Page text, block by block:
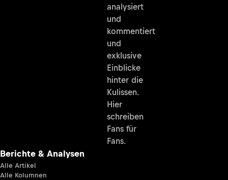
analysiert
und
kommentiert
und
exklusive
Einblicke
hinter die
Kulissen.
Hier
schreiben
Fans für
Fans.
Berichte & Analysen
Alle Artikel
Alle Kolumnen